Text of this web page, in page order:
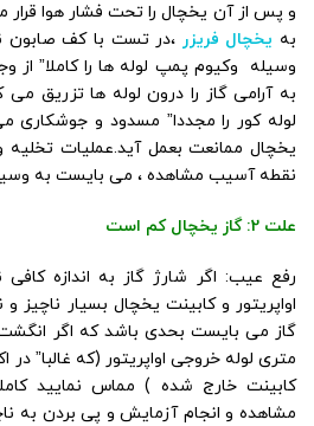
و پس از آن یخچال را تحت فشار هوا
به یخچال فریزر ،در تست با کف صابون
وسیله وکیوم پمپ لوله ها را کاملا”
به آرامی گاز را درون لوله ها تزریق می
لوله کور را مجددا” مسدود و جوشکاری
یخچال ممانعت بعمل آید.عملیات تخلیه
نقطه آسیب مشاهده ، می بایست به
علت 2: گاز یخچال کم است
رفع عیب: اگر شارژ گاز به اندازه کافی
اواپریتور و کابینت یخچال بسیار ناچیز
متری لوله خروجی اواپریتور (که غالبا” در
کابینت خارج شده ) مماس نمایید
مشاهده و انجام آزمایش و پی بردن به